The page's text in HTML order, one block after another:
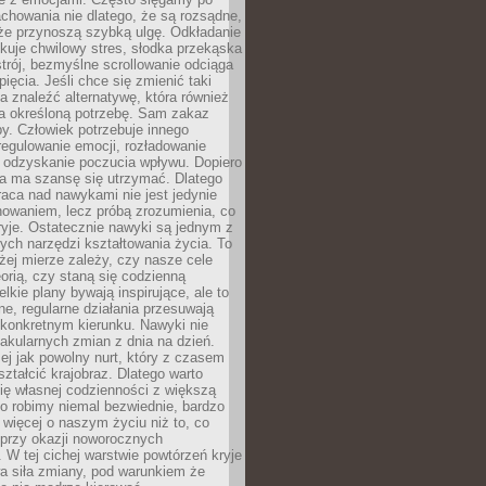
nie dlatego, że są rozsądne,
przynoszą szybką ulgę. Odkładanie
chwilowy stres, słodka przekąska
bezmyślne scrollowanie odciąga
Jeśli chce się zmienić taki
znaleźć alternatywę, która również
określoną potrzebę. Sam zakaz
Człowiek potrzebuje innego
emocji, rozładowanie
poczucia wpływu. Dopiero
ma szansę się utrzymać. Dlatego
nad nawykami nie jest jedynie
lecz próbą zrozumienia, co
Ostatecznie nawyki są jednym z
narzędzi kształtowania życia. To
mierze zależy, czy nasze cele
czy staną się codzienną
plany bywają inspirujące, ale to
regularne działania przesuwają
kierunku. Nawyki nie
zmian z dnia na dzień.
jak powolny nurt, który z czasem
krajobraz. Dlatego warto
własnej codzienności z większą
robimy niemal bezwiednie, bardzo
o naszym życiu niż to, co
okazji noworocznych
W tej cichej warstwie powtórzeń kryje
siła zmiany, pod warunkiem że